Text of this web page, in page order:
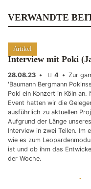
VERWANDTE
Artikel
Interview mit Poki
28.08.23 • 4 • Zur
'Baumann Bergmann
Poki ein Konzert in Köln
Event hatten wir die
ausführlich zu aktuellen
Aufgrund der Länge
Interview in zwei Teilen. Im
wie es zum
ist und ob ihm das
der Woche.